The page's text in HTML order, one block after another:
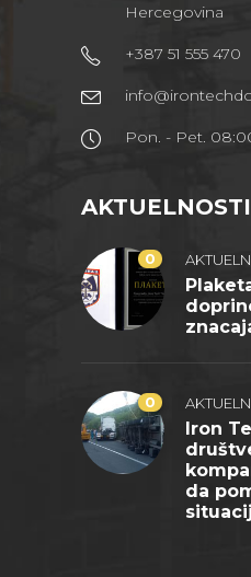
Hercegovina
+387 51 555 470
Pon. - Pet.
AKTUELNOSTI
0
0
Iron
da